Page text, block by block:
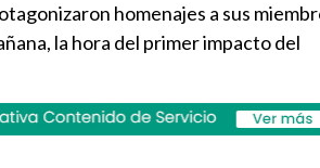
homenajes a sus
la hora del primer impacto del